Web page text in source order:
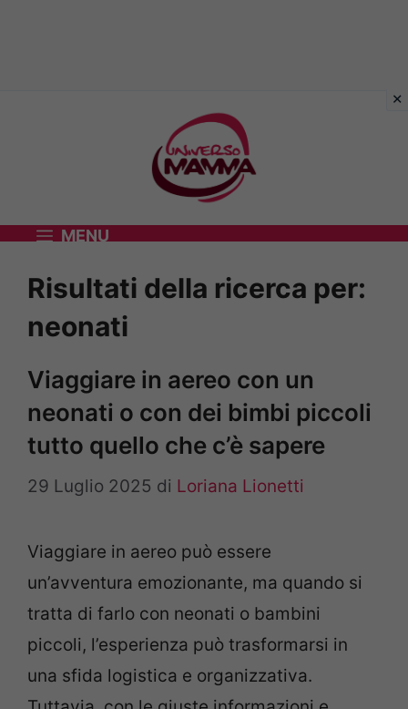
MENU
Risultati della ricerca per:
neonati
Viaggiare in aereo con un
neonati o con dei bimbi piccoli
tutto quello che c’è sapere
29 Luglio 2025 di Loriana Lionetti
Viaggiare in aereo può essere
un’avventura emozionante, ma quando si
tratta di farlo con neonati o bambini
piccoli, l’esperienza può trasformarsi in
una sfida logistica e organizzativa.